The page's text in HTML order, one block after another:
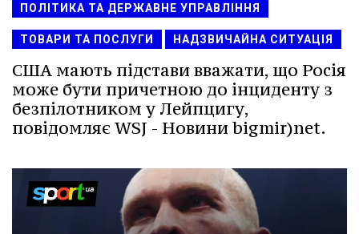
ПОЛІТИКА ТА ДЕРЖАВНЕ УПРАВЛІННЯ
ТОВАРИ ТА ПОСЛУГИ НАДЗВИЧАЙНА СИТУАЦІЯ
США мають підстави вважати, що Росія
може бути причетною до інциденту з
безпілотником у Лейпцигу,
повідомляє WSJ - Новини bigmir)net.